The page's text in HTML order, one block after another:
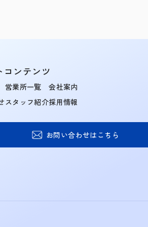
コンテンツ
営業所一覧
スタッフ紹介
会社案内
採用情報
お問い合わせはこちら